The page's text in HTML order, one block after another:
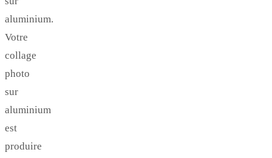
aluminium.
Votre
collage
photo
sur
aluminium
est
produire